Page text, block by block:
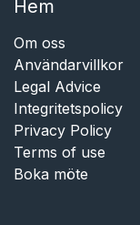
Hem​​
Om oss
Användarvillkor
Legal Advice
Integritetspolicy
Privacy Policy
Terms of use
Boka möte